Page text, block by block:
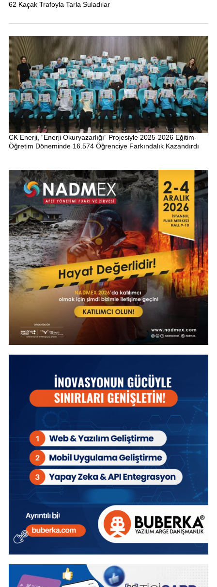
62 Kaçak Trafoyla Tarla Suladılar
CK Enerji, “Enerji Okuryazarlığı” Projesiyle 2025-2026 Eğitim-
Öğretim Döneminde 16.574 Öğrenciye Farkındalık Kazandırdı